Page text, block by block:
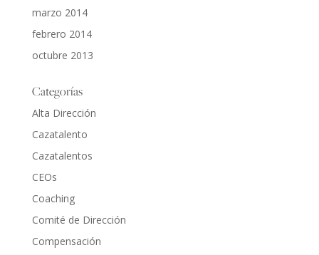
marzo 2014
febrero 2014
octubre 2013
Categorías
Alta Dirección
Cazatalento
Cazatalentos
CEOs
Coaching
Comité de Dirección
Compensación